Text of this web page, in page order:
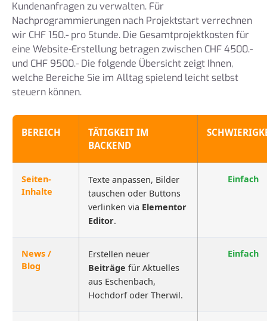
Kundenanfragen zu verwalten. Für
Nachprogrammierungen nach Projektstart verrechnen
wir CHF 150.- pro Stunde. Die Gesamtprojektkosten für
eine Website-Erstellung betragen zwischen CHF 4500.-
und CHF 9500.- Die folgende Übersicht zeigt Ihnen,
welche Bereiche Sie im Alltag spielend leicht selbst
steuern können.
BEREICH
TÄTIGKEIT IM
BACKEND
Seiten-
Inhalte
Texte anpassen, Bilder
tauschen oder Buttons
verlinken via Elementor
Editor.
Einfach
News /
Blog
Erstellen neuer
Beiträge für Aktuelles
aus Eschenbach,
Hochdorf oder Therwil.
Einfach